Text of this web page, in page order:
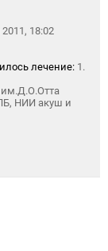
18:02
лечение: 1.
НИИ акуш и